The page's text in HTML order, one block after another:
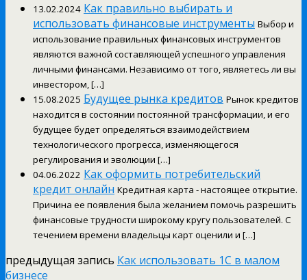
13.02.2024 Как правильно выбирать и
использовать финансовые инструменты Выбор и
использование правильных финансовых инструментов
являются важной составляющей успешного управления
личными финансами. Независимо от того, являетесь ли вы
инвестором, […]
15.08.2025 Будущее рынка кредитов Рынок кредитов
находится в состоянии постоянной трансформации, и его
будущее будет определяться взаимодействием
технологического прогресса, изменяющегося
регулирования и эволюции […]
04.06.2022 Как оформить потребительский
кредит онлайн Кредитная карта - настоящее открытие.
Причина ее появления была желанием помочь разрешить
финансовые трудности широкому кругу пользователей. С
течением времени владельцы карт оценили и […]
предыдущая запись Как использовать 1С в малом
бизнесе